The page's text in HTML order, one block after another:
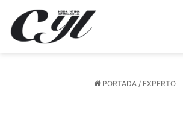
PORTADA / EXPERTO